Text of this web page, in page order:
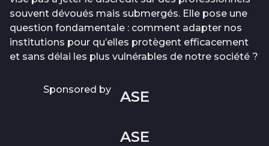
souvent dévoués mais submergés. Elle pose une
question fondamentale : comment adapter nos
institutions pour qu’elles protègent efficacement
et sans délai les plus vulnérables de notre société ?
Sponsored by ASE
ASE